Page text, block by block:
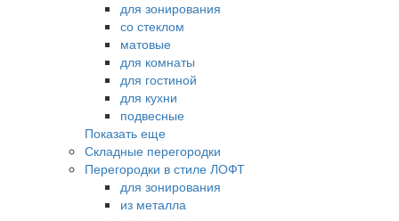
для зонирования
со стеклом
матовые
для комнаты
для гостиной
для кухни
подвесные
Показать еще
Складные перегородки
Перегородки в стиле ЛОФТ
для зонирования
из металла